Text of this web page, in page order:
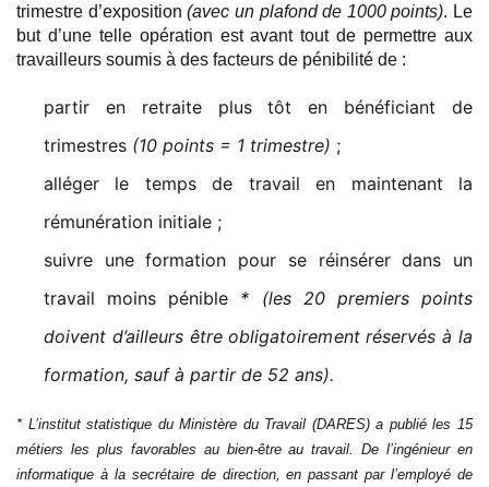
trimestre d’exposition(avec un plafond de 1000 points). Le
but d’une telle opération est avant tout de permettre aux
travailleurs soumis à des facteurs de pénibilité de :
partir en retraite plus tôt en bénéficiant de
trimestres (10 points = 1 trimestre) ;
alléger le temps de travail en maintenant la
rémunération initiale ;
suivre une formation pour se réinsérer dans un
travail moins pénible * (les 20 premiers points
doivent d’ailleurs être obligatoirement réservés à la
formation, sauf à partir de 52 ans).
* L’institut statistique du Ministère du Travail (DARES) a publié les 15
métiers les plus favorables au bien-être au travail. De l’ingénieur en
informatique à la secrétaire de direction, en passant par l’employé de